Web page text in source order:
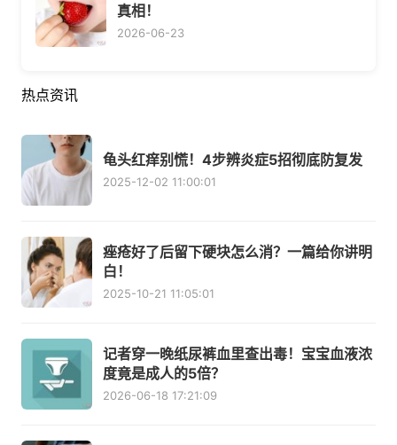
真相！
2026-06-23
热点资讯
龟头红痒别慌！4步辨炎症5招彻底防复发
2025-12-02 11:00:01
痤疮好了后留下硬块怎么消？一篇给你讲明
白！
2025-10-21 11:05:01
记者穿一晚纸尿裤血里查出毒！宝宝血液浓
度竟是成人的5倍？
2026-06-18 17:21:09